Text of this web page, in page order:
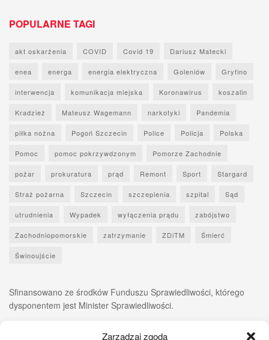
Zarządzaj zgodą
POPULARNE TAGI
akt oskarżenia COVID Covid 19 Dariusz Matecki
enea energa energia elektryczna Goleniów Gryfino
interwencja komunikacja miejska Koronawirus koszalin
Kradzież Mateusz Wagemann narkotyki Pandemia
piłka nożna Pogoń Szczecin Police Policja Polska
Pomoc pomoc pokrzywdzonym Pomorze Zachodnie
pożar prokuratura prąd Remont Sport Stargard
Straż pożarna Szczecin szczepienia szpital Sąd
utrudnienia Wypadek wyłączenia prądu zabójstwo
Zachodniopomorskie zatrzymanie ZDiTM Śmierć
Świnoujście
Sfinansowano ze środków Funduszu Sprawiedliwości, którego
dysponentem jest Minister Sprawiedliwości.